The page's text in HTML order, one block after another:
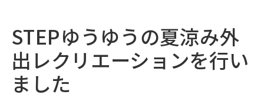
♯05 採用情報
STEPゆうゆうの夏涼み外
出レクリエーションを行い
ました